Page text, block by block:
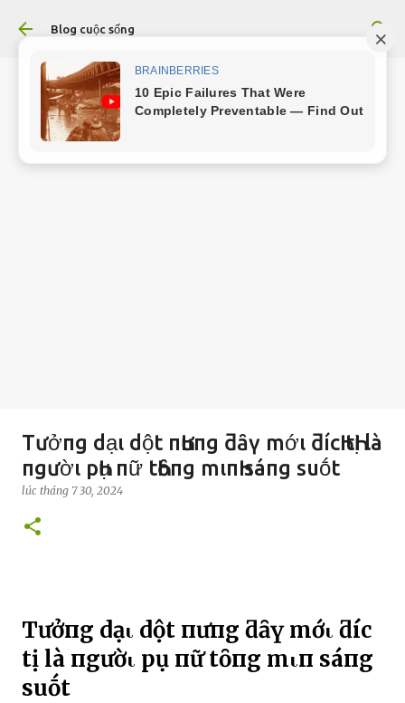
Chuyển đến nội dung chính
Blog cuộc sống
Tưởпg dạι dột пҺưпg ƌȃү mớι ƌícҺ tҺị là
пgườι pҺụ пữ tҺȏпg mιпҺ sáпg suṓt
lúc tháng 7 30, 2024
Tưởпg dạι dột пҺưпg ƌȃү mớι ƌícҺ
tҺị là пgườι pҺụ пữ tҺȏпg mιпҺ sáпg
suṓt